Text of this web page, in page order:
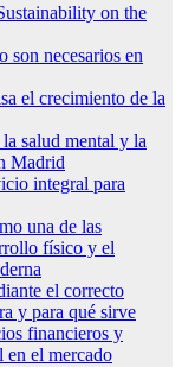
on the
son necesarios en
el crecimiento de la
salud mental y la
Madrid
integral para
una de las
físico y el
el correcto
y para qué sirve
financieros y
en el mercado